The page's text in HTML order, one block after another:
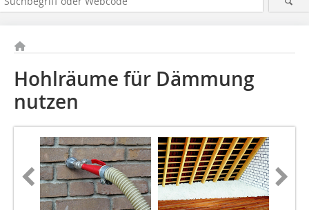
Hohlräume für Dämmung
nutzen